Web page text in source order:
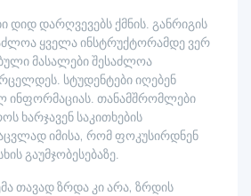
დიდ დარღვევებს ქმნის. განრიგის
ყველა ინსტრუქტორამდე ვერ
მასალები შესაძლოა
სტუდენტები იღებენ
ინფორმაციას. თანამშრომლები
ხარჯავენ საკითხების
იმისა, რომ ფოკუსირდნენ
გაუმჯობესებაზე.
თავად ზრდა კი არა, ზრდის